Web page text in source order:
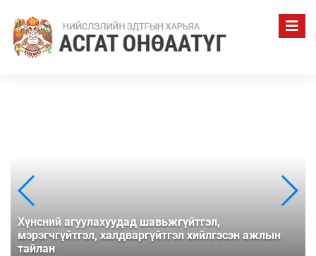
Усаа хайрлая хамтдаа